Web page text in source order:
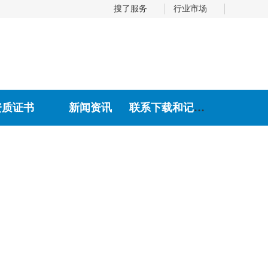
搜了服务 行业市场
证书 新闻资讯 联系下载和记娱乐